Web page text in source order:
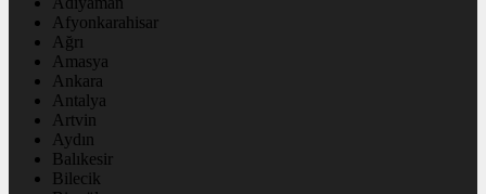
Afyonkarahisar
Ağrı
Amasya
Ankara
Antalya
Artvin
Aydın
Balıkesir
Bilecik